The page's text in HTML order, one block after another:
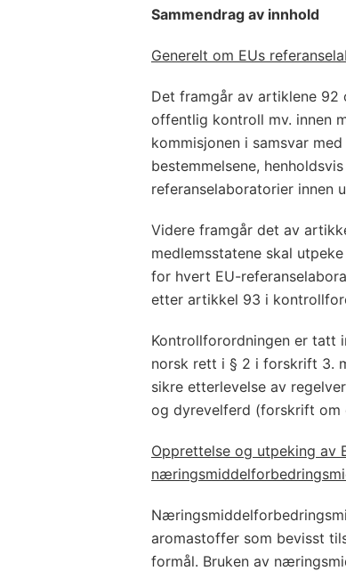
Sammendrag av innhold
Generelt om EUs
Det framgår av artiklene
offentlig kontroll mv. innen
kommisjonen i samsvar
bestemmelsene,
referanselaboratorier innen
Videre framgår det av
medlemsstatene skal
for hvert EU-
etter artikkel 93 i
Kontrollforordningen er tatt
norsk rett i § 2 i forskrift 3.
sikre etterlevelse av
og dyrevelferd (forskrift
Opprettelse og utpeking av
aromastoffer som bevisst
formål. Bruken av